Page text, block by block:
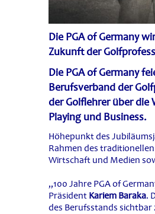
Die PGA of Germany
Zukunft der
DiePGA of Germany
Berufsverband der
der Golflehrer über die
Playing und Business.
Höhepunkt des
Rahmen des traditionellen
Wirtschaft und Medien
„100 Jahre PGA of
Präsident Kariem Baraka.
des Berufsstands sichtbar